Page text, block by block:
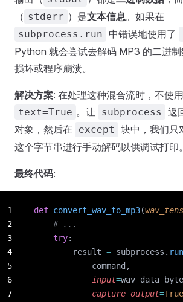
（ stderr ）是文本信息。如果在
subprocess.run 中错误地使用了
Python 就会尝试去解码 MP3 的二进
损坏或程序崩溃。
解决方案: 在处理这种混合流时，不使用
text=True 。让 subprocess 返
对象，然后在 except 块中，我们只
这个字节串进行手动解码以供调试打印。
最终代码:
def convert_wav_to_mp3(
    # ...
    try
:
        result
= subprocess. run
            command,
            input
=
            capture_output
=True
1
2
3
4
5
6
7